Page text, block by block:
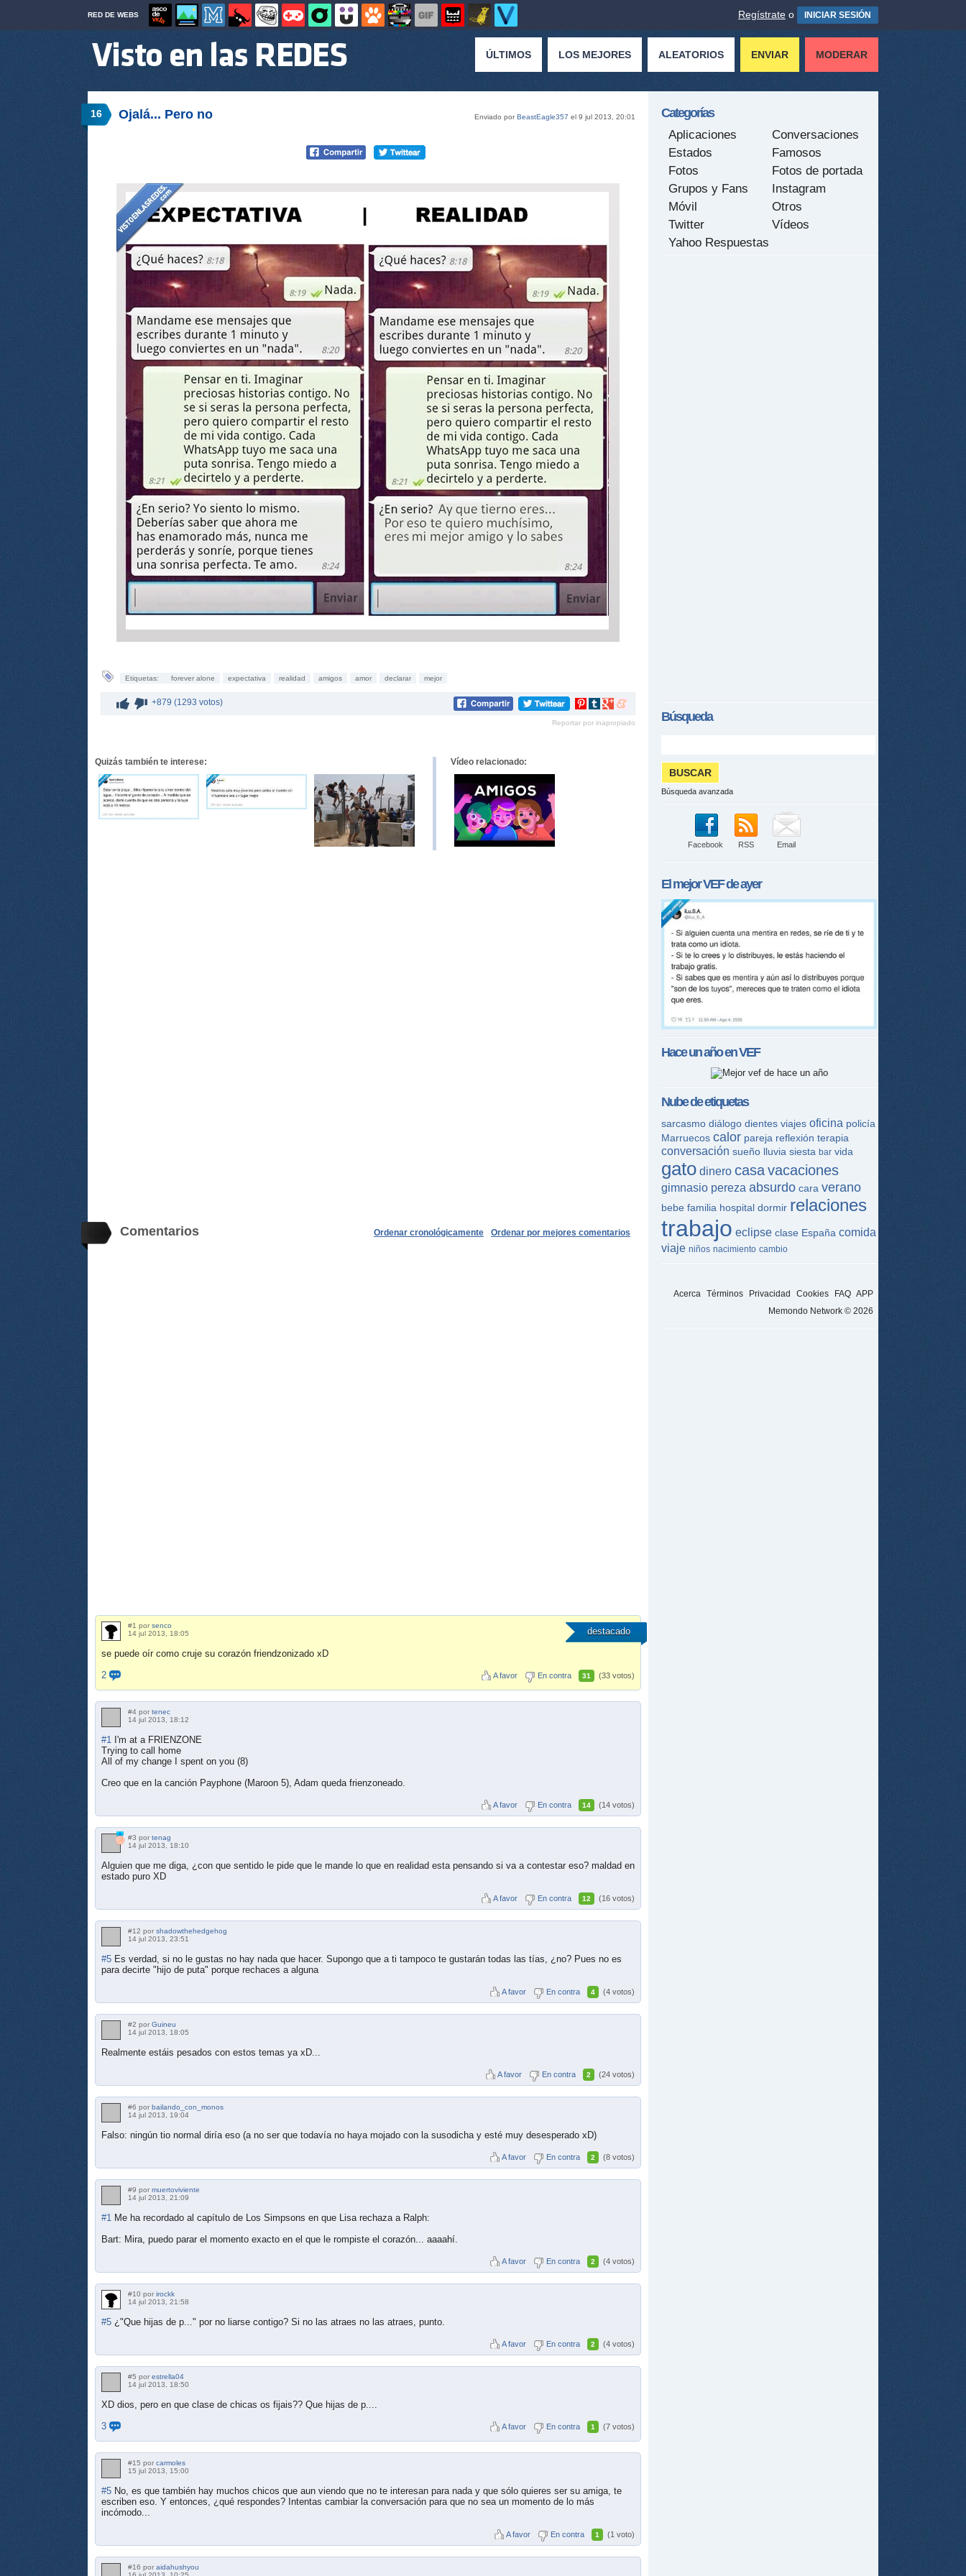
RED DE WEBS Regístrate o INICIAR SESIÓN
ÚLTIMOS LOS MEJORES ALEATORIOS ENVIAR MODERAR
16 Enviado porBeastEagle357 el 9 jul 2013, 20:01
Ojalá... Pero no
Etiquetas: forever alone expectativa realidad amigos amor declarar mejor
+879 (1293 votos)
Compartir
Pinterest
Compartir
tumblr
Compartir
Google+
Compartir
meneame
Reportar por inapropiado
Quizás también te interese: Vídeo relacionado:
Comentarios Ordenar por mejores comentarios
Ordenar cronológicamente
destacado
#1 por senco
14 jul 2013, 18:05
se puede oír como cruje su corazón friendzonizado xD
2
A favor En contra 31 (33 votos)
#4 por tenec
14 jul 2013, 18:12
#1
I'm at a FRIENZONE
Trying to call home
All of my change I spent on you (8)
Creo que en la canción Payphone (Maroon 5), Adam queda frienzoneado.
A favor En contra 14 (14 votos)
#3 por tenag
14 jul 2013, 18:10
Alguien que me diga, ¿con que sentido le pide que le mande lo que en realidad esta pensando si va a contestar eso? maldad en
estado puro XD
A favor En contra 12 (16 votos)
#12 por shadowthehedgehog
14 jul 2013, 23:51
#5 Es verdad, si no le gustas no hay nada que hacer. Supongo que a ti tampoco te gustarán todas las tías, ¿no? Pues no es
para decirte "hijo de puta" porque rechaces a alguna
A favor En contra 4 (4 votos)
#2 por Guineu
14 jul 2013, 18:05
Realmente estáis pesados con estos temas ya xD...
A favor En contra 2 (24 votos)
#6 por bailando_con_monos
14 jul 2013, 19:04
Falso: ningún tio normal diría eso (a no ser que todavía no haya mojado con la susodicha y esté muy desesperado xD)
A favor En contra 2 (8 votos)
#9 por muertoviviente
14 jul 2013, 21:09
#1 Me ha recordado al capítulo de Los Simpsons en que Lisa rechaza a Ralph:
Bart: Mira, puedo parar el momento exacto en el que le rompiste el corazón... aaaahí.
A favor En contra 2 (4 votos)
#10 por irockk
14 jul 2013, 21:58
#5 ¿"Que hijas de p..." por no liarse contigo? Si no las atraes no las atraes, punto.
A favor En contra 2 (4 votos)
#5 por estrella04
14 jul 2013, 18:50
XD dios, pero en que clase de chicas os fijais?? Que hijas de p....
3
A favor En contra 1 (7 votos)
#15 por carmoles
15 jul 2013, 15:00
#5 No, es que también hay muchos chicos que aun viendo que no te interesan para nada y que sólo quieres ser su amiga, te
escriben eso. Y entonces, ¿qué respondes? Intentas cambiar la conversación para que no sea un momento de lo más
incómodo...
A favor En contra 1 (1 voto)
#16 por aidahushyou
Categorías
Aplicaciones
Conversaciones
Estados
Famosos
Fotos
Fotos de portada
Grupos y Fans
Instagram
Móvil
Otros
Twitter
Vídeos
Yahoo Respuestas
Búsqueda
Búsqueda avanzada
Facebook RSS Email
El mejorVEFde ayer
Hace un año enVEF
Nube de etiquetas
sarcasmo diálogo dientes viajes oficina policía
Marruecos calor pareja reflexión terapia
conversación sueño lluvia siesta bar vida
gato dinero casavacaciones
gimnasio pereza absurdo cara verano
bebe familia hospital dormir relaciones
trabajo eclipse clase España comida
viaje niños nacimiento cambio
Acerca Términos Privacidad Cookies FAQ APP
Memondo Network © 2026